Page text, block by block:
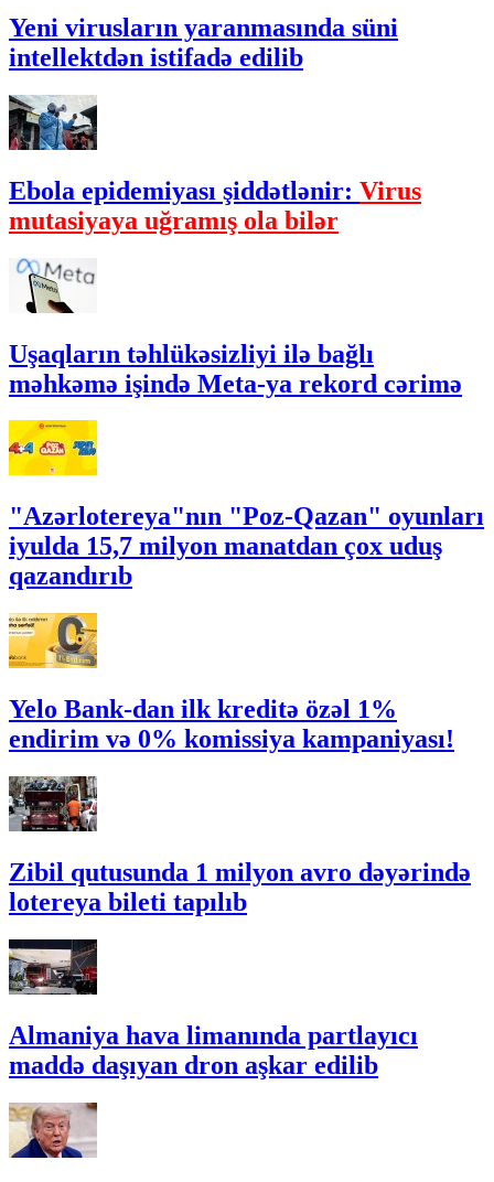
Yeni virusların yaranmasında süni
intellektdən istifadə edilib
Ebola epidemiyası şiddətlənir: Virus
mutasiyaya uğramış ola bilər
Uşaqların təhlükəsizliyi ilə bağlı
məhkəmə işində Meta-ya rekord cərimə
"Azərlotereya"nın "Poz-Qazan" oyunları
iyulda 15,7 milyon manatdan çox uduş
qazandırıb
Yelo Bank-dan ilk kreditə özəl 1%
endirim və 0% komissiya kampaniyası!
Zibil qutusunda 1 milyon avro dəyərində
lotereya bileti tapılıb
Almaniya hava limanında partlayıcı
maddə daşıyan dron aşkar edilib